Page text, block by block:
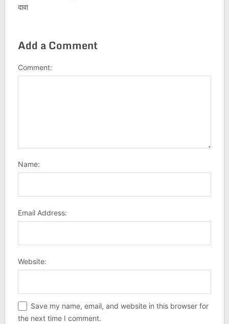
दावा
Add a Comment
Comment:
Name:
Email Address:
Website:
Save my name, email, and website in this browser for
the next time I comment.